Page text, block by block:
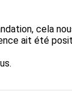
cela
ait été